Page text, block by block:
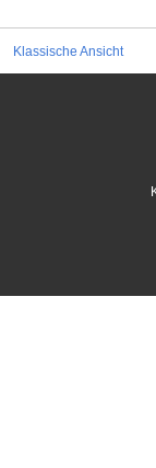
Klassische Ansicht